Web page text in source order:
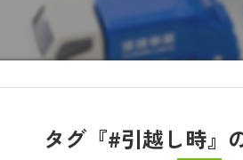
タグ『#引越し時』